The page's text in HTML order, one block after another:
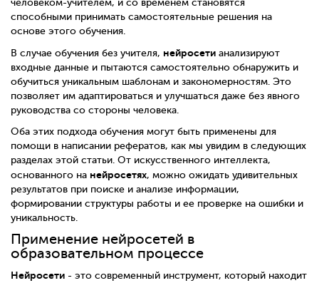
человеком-учителем, и со временем становятся
способными принимать самостоятельные решения на
основе этого обучения.
В случае обучения без учителя, нейросети анализируют
входные данные и пытаются самостоятельно обнаружить и
обучиться уникальным шаблонам и закономерностям. Это
позволяет им адаптироваться и улучшаться даже без явного
руководства со стороны человека.
Оба этих подхода обучения могут быть применены для
помощи в написании рефератов, как мы увидим в следующих
разделах этой статьи. От искусственного интеллекта,
основанного на нейросетях, можно ожидать удивительных
результатов при поиске и анализе информации,
формировании структуры работы и ее проверке на ошибки и
уникальность.
Применение нейросетей в
образовательном процессе
Нейросети - это современный инструмент, который находит